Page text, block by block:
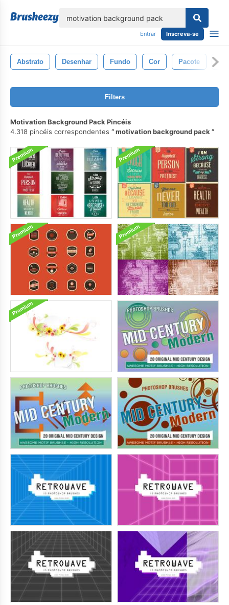
Entrar Inscreva-se
Abstrato Desenhar Fundo Cor Pacote
Filters
Motivation Background Pack Pincéis
4.318 pincéis correspondentes
motivation background pack